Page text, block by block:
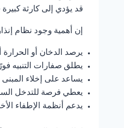
قد يؤدي إلى كارثة
إن أهمية وجود نظام
يرصد الدخان أو
يطلق صفارات التنبيه
يساعد على إخلاء
يعطي فرصة للتدخل
يدعم أنظمة الإطفاء